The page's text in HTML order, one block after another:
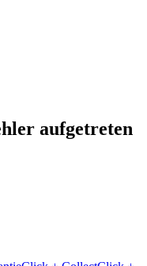
aufgetreten